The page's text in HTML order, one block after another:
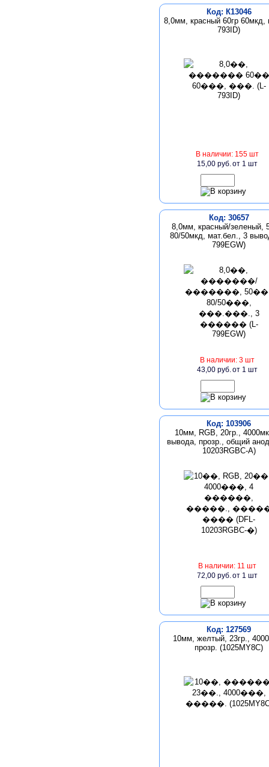
Код: К13046
8,0мм, красный 60гр 60мкд,
793ID)
В наличии: 155 шт
15,00 руб.от 1 шт
Код: 30657
8,0мм, красный/зеленый,
80/50мкд, мат.бел., 3
799EGW)
В наличии: 3 шт
43,00 руб.от 1 шт
Код: 103906
10мм, RGB, 20гр.,
вывода, прозр., общий
10203RGBC-А)
В наличии: 11 шт
72,00 руб.от 1 шт
Код: 127569
10мм, желтый, 23гр.,
прозр. (1025MY8C)